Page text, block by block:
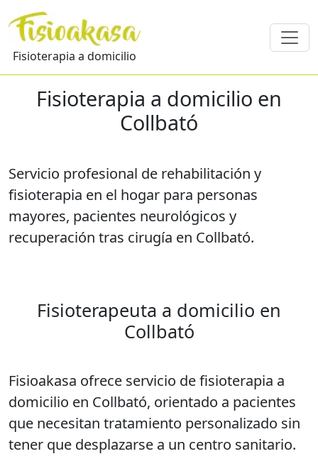
Fisioterapia a domicilio
Fisioterapia a domicilio en
Collbató
Servicio profesional de rehabilitación y
fisioterapia en el hogar para personas
mayores, pacientes neurológicos y
recuperación tras cirugía en Collbató.
Fisioterapeuta a domicilio en
Collbató
Fisioakasa ofrece servicio de fisioterapia a
domicilio en Collbató, orientado a pacientes
que necesitan tratamiento personalizado sin
tener que desplazarse a un centro sanitario.